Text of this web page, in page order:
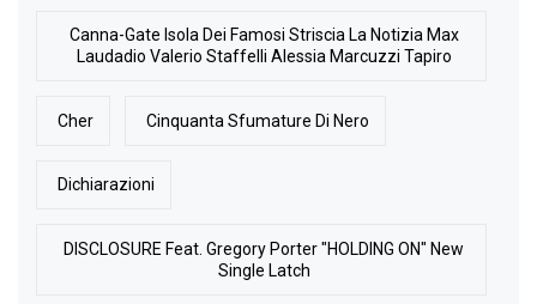
Canna-Gate Isola Dei Famosi Striscia La Notizia Max
Laudadio Valerio Staffelli Alessia Marcuzzi Tapiro
Cher Cinquanta Sfumature Di Nero
Dichiarazioni
DISCLOSURE Feat. Gregory Porter "HOLDING ON" New
Single Latch